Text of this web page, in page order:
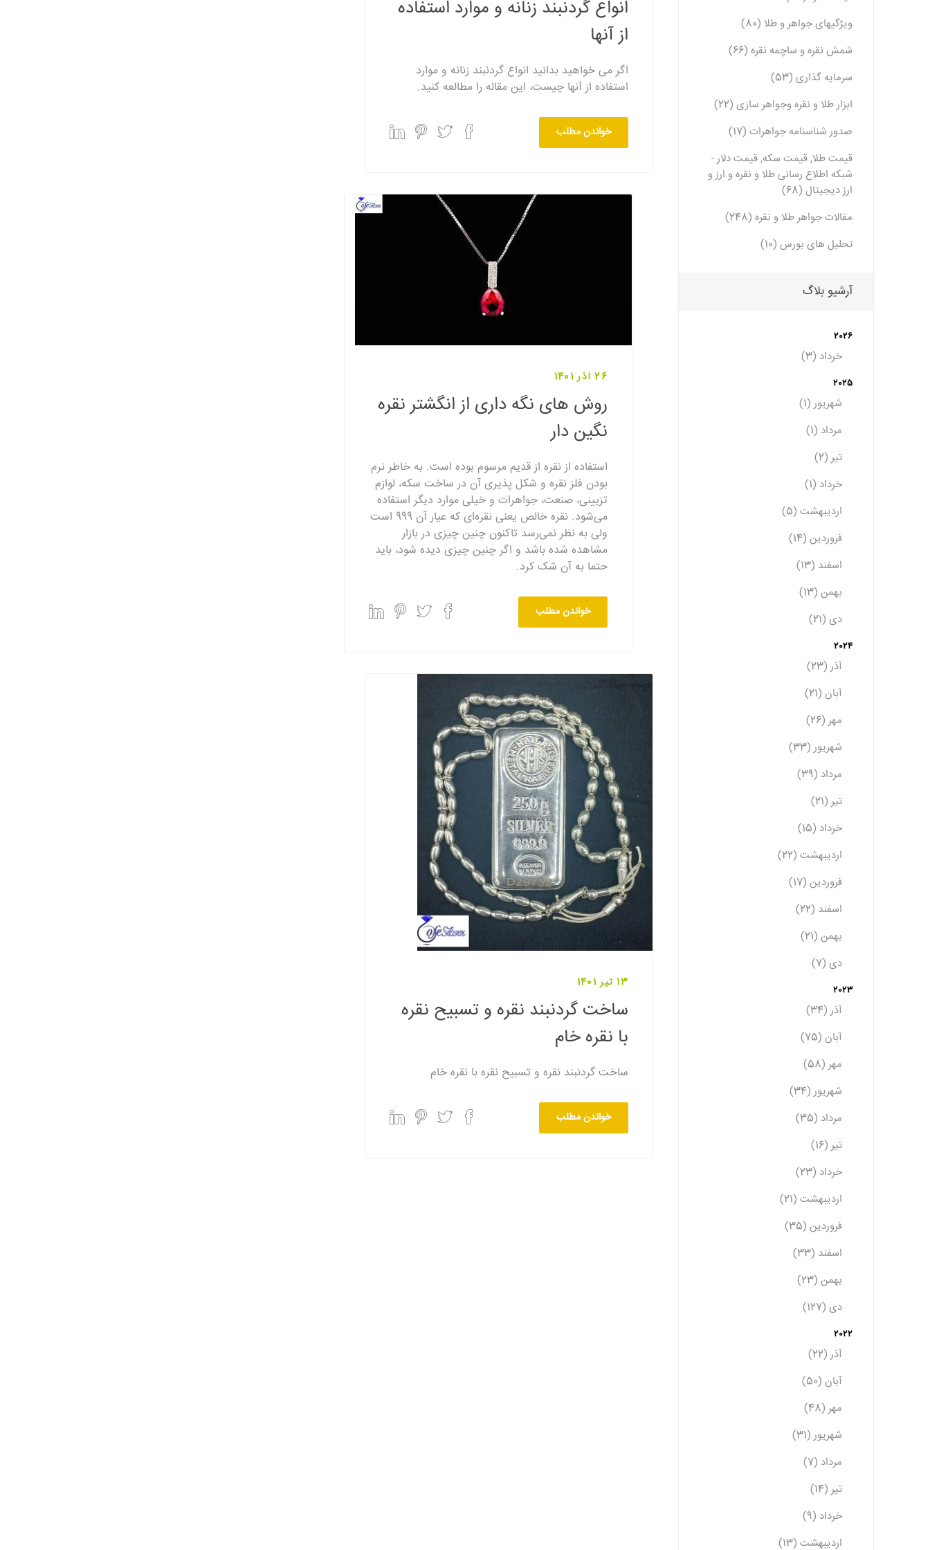
انواع گردنبند زنانه و موارد استفاده
از آنها
اگر می خواهید بدانید انواع گردنبند زنانه و موارد
استفاده از آنها چیست، این مقاله را مطالعه کنید.
خواندن مطلب
26 آذر 1401
روش های نگه داری از انگشتر نقره
نگین دار
استفاده از نقره از قدیم مرسوم بوده است. به خاطر نرم
بودن فلز نقره و شکل پذیری آن در ساخت سکه، لوازم
تزیینی، صنعت، جواهرات و خیلی موارد دیگر استفاده
می‌شود. نقره خالص یعنی نقره‌ای که عیار آن 999 است
ولی به نظر نمی‌رسد تاکنون چنین چیزی در بازار
مشاهده شده باشد و اگر چنین چیزی دیده شود، باید
حتما به آن شک کرد.
خواندن مطلب
13 تیر 1401
ساخت گردنبند نقره و تسبیح نقره
با نقره خام
ساخت گردنبند نقره و تسبیح نقره با نقره خام
خواندن مطلب
ویژگیهای جواهر و طلا (80)
شمش نقره و ساچمه نقره (66)
سرمایه گذاری (53)
ابزار طلا و نقره وجواهر سازی (22)
صدور شناسنامه جواهرات (17)
قیمت طلا, قیمت سکه, قیمت دلار -
شبکه اطلاع رسانی طلا و نقره و ارز و
ارز دیجیتال (68)
مقالات جواهر طلا و نقره (248)
تحلیل های بورس (10)
آرشیو بلاگ
2026
خرداد (3)
2025
شهریور (1)
مرداد (1)
تیر (2)
خرداد (1)
اردیبهشت (5)
فروردین (14)
اسفند (13)
بهمن (13)
دی (21)
2024
آذر (23)
آبان (21)
مهر (26)
شهریور (33)
مرداد (39)
تیر (21)
خرداد (15)
اردیبهشت (22)
فروردین (17)
اسفند (22)
بهمن (21)
دی (7)
2023
آذر (34)
آبان (75)
مهر (58)
شهریور (34)
مرداد (35)
تیر (16)
خرداد (23)
اردیبهشت (21)
فروردین (35)
اسفند (33)
بهمن (23)
دی (127)
2022
آذر (22)
آبان (50)
مهر (48)
شهریور (31)
مرداد (7)
تیر (14)
خرداد (9)
اردیبهشت (13)